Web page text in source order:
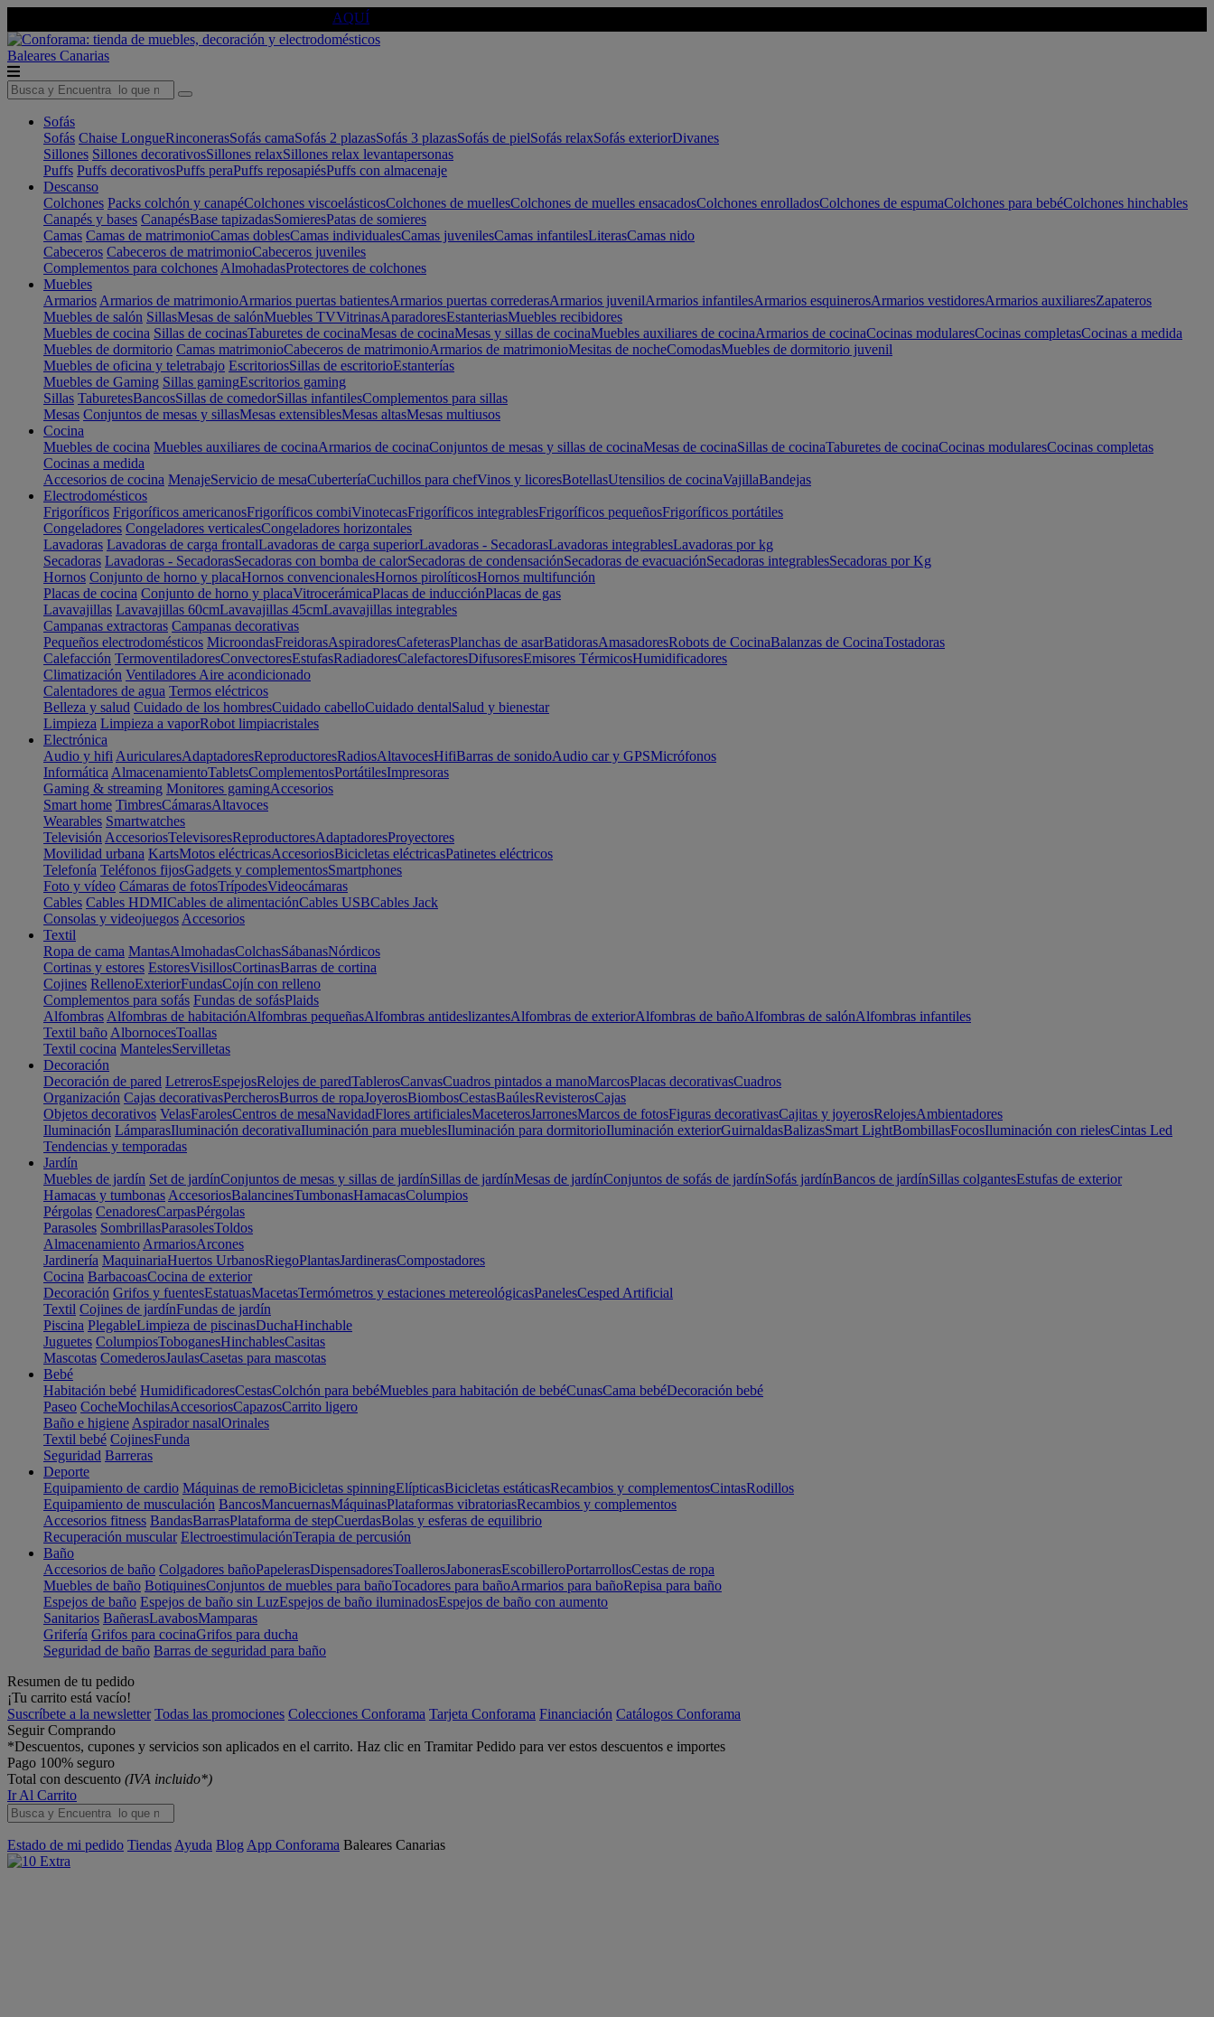
AQUÍ
Baleares Canarias
Sofás
Sofás Chaise LongueRinconerasSofás camaSofás 2 plazasSofás 3 plazasSofás de pielSofás relaxSofás exteriorDivanes
Sillones Sillones decorativosSillones relaxSillones relax levantapersonas
Puffs Puffs decorativosPuffs peraPuffs reposapiésPuffs con almacenaje
Descanso
Colchones Packs colchón y canapéColchones viscoelásticosColchones de muellesColchones de muelles ensacadosColchones enrolladosColchones de espumaColchones para bebéColchones hinchables
Canapés y bases CanapésBase tapizadasSomieresPatas de somieres
Camas Camas de matrimonioCamas doblesCamas individualesCamas juvenilesCamas infantilesLiterasCamas nido
Cabeceros Cabeceros de matrimonioCabeceros juveniles
Complementos para colchones AlmohadasProtectores de colchones
Muebles
Armarios Armarios de matrimonioArmarios puertas batientesArmarios puertas correderasArmarios juvenilArmarios infantilesArmarios esquinerosArmarios vestidoresArmarios auxiliaresZapateros
Muebles de salón SillasMesas de salónMuebles TVVitrinasAparadoresEstanteriasMuebles recibidores
Muebles de cocina Sillas de cocinasTaburetes de cocinaMesas de cocinaMesas y sillas de cocinaMuebles auxiliares de cocinaArmarios de cocinaCocinas modularesCocinas completasCocinas a medida
Muebles de dormitorio Camas matrimonioCabeceros de matrimonioArmarios de matrimonioMesitas de nocheComodasMuebles de dormitorio juvenil
Muebles de oficina y teletrabajo EscritoriosSillas de escritorioEstanterías
Muebles de Gaming Sillas gamingEscritorios gaming
Sillas TaburetesBancosSillas de comedorSillas infantilesComplementos para sillas
Mesas Conjuntos de mesas y sillasMesas extensiblesMesas altasMesas multiusos
Cocina
Muebles de cocina Muebles auxiliares de cocinaArmarios de cocinaConjuntos de mesas y sillas de cocinaMesas de cocinaSillas de cocinaTaburetes de cocinaCocinas modularesCocinas completas
Cocinas a medida
Accesorios de cocina MenajeServicio de mesaCuberteríaCuchillos para chefVinos y licoresBotellasUtensilios de cocinaVajillaBandejas
Electrodomésticos
Frigoríficos Frigoríficos americanosFrigoríficos combiVinotecasFrigoríficos integrablesFrigoríficos pequeñosFrigoríficos portátiles
Congeladores Congeladores verticalesCongeladores horizontales
Lavadoras Lavadoras de carga frontalLavadoras de carga superiorLavadoras - SecadorasLavadoras integrablesLavadoras por kg
Secadoras Lavadoras - SecadorasSecadoras con bomba de calorSecadoras de condensaciónSecadoras de evacuaciónSecadoras integrablesSecadoras por Kg
Hornos Conjunto de horno y placaHornos convencionalesHornos pirolíticosHornos multifunción
Placas de cocina Conjunto de horno y placaVitrocerámicaPlacas de inducciónPlacas de gas
Lavavajillas Lavavajillas 60cmLavavajillas 45cmLavavajillas integrables
Campanas extractoras Campanas decorativas
Pequeños electrodomésticos MicroondasFreidorasAspiradoresCafeterasPlanchas de asarBatidorasAmasadoresRobots de CocinaBalanzas de CocinaTostadoras
Calefacción TermoventiladoresConvectoresEstufasRadiadoresCalefactoresDifusoresEmisores TérmicosHumidificadores
Climatización Ventiladores Aire acondicionado
Calentadores de agua Termos eléctricos
Belleza y salud Cuidado de los hombresCuidado cabelloCuidado dentalSalud y bienestar
Limpieza Limpieza a vaporRobot limpiacristales
Electrónica
Audio y hifi AuricularesAdaptadoresReproductoresRadiosAltavocesHifiBarras de sonidoAudio car y GPSMicrófonos
Informática AlmacenamientoTabletsComplementosPortátilesImpresoras
Gaming & streaming Monitores gamingAccesorios
Smart home TimbresCámarasAltavoces
Wearables Smartwatches
Televisión AccesoriosTelevisoresReproductoresAdaptadoresProyectores
Movilidad urbana KartsMotos eléctricasAccesoriosBicicletas eléctricasPatinetes eléctricos
Telefonía Teléfonos fijosGadgets y complementosSmartphones
Foto y vídeo Cámaras de fotosTrípodesVideocámaras
Cables Cables HDMICables de alimentaciónCables USBCables Jack
Consolas y videojuegos Accesorios
Textil
Ropa de cama MantasAlmohadasColchasSábanasNórdicos
Cortinas y estores EstoresVisillosCortinasBarras de cortina
Cojines RellenoExteriorFundasCojín con relleno
Complementos para sofás Fundas de sofásPlaids
Alfombras Alfombras de habitaciónAlfombras pequeñasAlfombras antideslizantesAlfombras de exteriorAlfombras de bañoAlfombras de salónAlfombras infantiles
Textil baño AlbornocesToallas
Textil cocina MantelesServilletas
Decoración
Decoración de pared LetrerosEspejosRelojes de paredTablerosCanvasCuadros pintados a manoMarcosPlacas decorativasCuadros
Organización Cajas decorativasPercherosBurros de ropaJoyerosBiombosCestasBaúlesRevisterosCajas
Objetos decorativos VelasFarolesCentros de mesaNavidadFlores artificialesMaceterosJarronesMarcos de fotosFiguras decorativasCajitas y joyerosRelojesAmbientadores
Iluminación LámparasIluminación decorativaIluminación para mueblesIluminación para dormitorioIluminación exteriorGuirnaldasBalizasSmart LightBombillasFocosIluminación con rielesCintas Led
Tendencias y temporadas
Jardín
Muebles de jardín Set de jardínConjuntos de mesas y sillas de jardínSillas de jardínMesas de jardínConjuntos de sofás de jardínSofás jardínBancos de jardínSillas colgantesEstufas de exterior
Hamacas y tumbonas AccesoriosBalancinesTumbonasHamacasColumpios
Pérgolas CenadoresCarpasPérgolas
Parasoles SombrillasParasolesToldos
Almacenamiento ArmariosArcones
Jardinería MaquinariaHuertos UrbanosRiegoPlantasJardinerasCompostadores
Cocina BarbacoasCocina de exterior
Decoración Grifos y fuentesEstatuasMacetasTermómetros y estaciones metereológicasPanelesCesped Artificial
Textil Cojines de jardínFundas de jardín
Piscina PlegableLimpieza de piscinasDuchaHinchable
Juguetes ColumpiosToboganesHinchablesCasitas
Mascotas ComederosJaulasCasetas para mascotas
Bebé
Habitación bebé HumidificadoresCestasColchón para bebéMuebles para habitación de bebéCunasCama bebéDecoración bebé
Paseo CocheMochilasAccesoriosCapazosCarrito ligero
Baño e higiene Aspirador nasalOrinales
Textil bebé CojinesFunda
Seguridad Barreras
Deporte
Equipamiento de cardio Máquinas de remoBicicletas spinningElípticasBicicletas estáticasRecambios y complementosCintasRodillos
Equipamiento de musculación BancosMancuernasMáquinasPlataformas vibratoriasRecambios y complementos
Accesorios fitness BandasBarrasPlataforma de stepCuerdasBolas y esferas de equilibrio
Recuperación muscular ElectroestimulaciónTerapia de percusión
Baño
Accesorios de baño Colgadores bañoPapelerasDispensadoresToallerosJabonerasEscobilleroPortarrollosCestas de ropa
Muebles de baño BotiquinesConjuntos de muebles para bañoTocadores para bañoArmarios para bañoRepisa para baño
Espejos de baño Espejos de baño sin LuzEspejos de baño iluminadosEspejos de baño con aumento
Sanitarios BañerasLavabosMamparas
Grifería Grifos para cocinaGrifos para ducha
Seguridad de baño Barras de seguridad para baño
Resumen de tu pedido
¡Tu carrito está vacío!
Suscríbete a la newsletter Todas las promociones Colecciones Conforama Tarjeta Conforama Financiación Catálogos Conforama
Seguir Comprando
*Descuentos, cupones y servicios son aplicados en el carrito. Haz clic en Tramitar Pedido para ver estos descuentos e importes
Pago 100% seguro
Total con descuento (IVA incluido*)
Ir Al Carrito
Estado de mi pedido Tiendas Ayuda Blog App Conforama Baleares Canarias